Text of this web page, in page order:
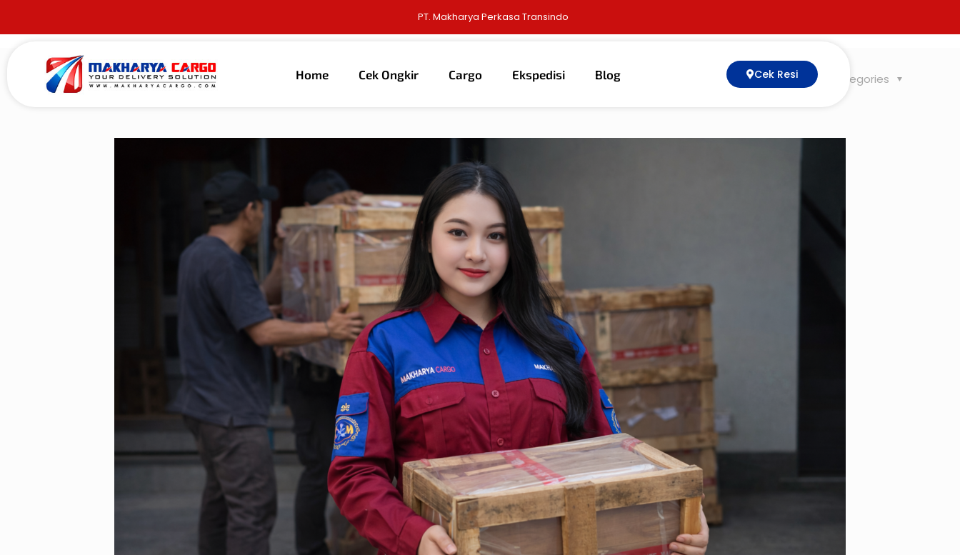
PT. Makharya Perkasa Transindo
Home Cek Ongkir Cargo Ekspedisi Blog Cek Resi
Published by alma gunaon 27 Januari 2026 Categories
Tags